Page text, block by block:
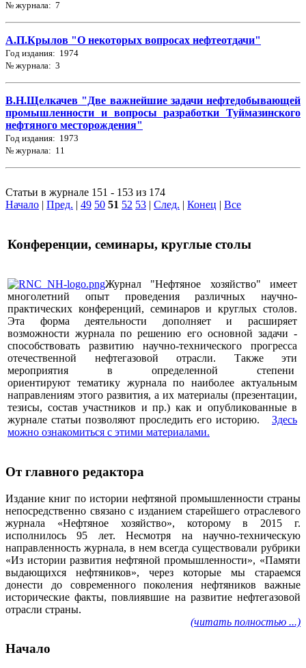
№ журнала: 7
А.П.Крылов "О некоторых вопросах нефтеотдачи"
Год издания: 1974
№ журнала: 3
В.Н.Щелкачев "Две важнейшие задачи нефтедобывающей
промышленности и вопросы разработки Туймазинского
нефтяного месторождения"
Год издания: 1973
№ журнала: 11
Статьи в журнале 151 - 153 из 174
Начало | Пред. | 49 50 51 52 53 | След. | Конец | Все
Конференции, семинары, круглые столы
Журнал "Нефтяное хозяйство" имеет
многолетний опыт проведения различных научно-
практических конференций, семинаров и круглых столов.
Эта форма деятельности дополняет и расширяет
возможности журнала по решению его основной задачи -
способствовать развитию научно-технического прогресса
отечественной нефтегазовой отрасли. Также эти
мероприятия в определенной степени
ориентируют тематику журнала по наиболее актуальным
направлениям этого развития, а их материалы (презентации,
тезисы, состав участников и пр.) как и опубликованные в
журнале статьи позволяют проследить его историю. Здесь
можно ознакомиться с этими материалами.
От главного редактора
Издание книг по истории нефтяной промышленности страны
непосредственно связано с изданием старейшего отраслевого
журнала «Нефтяное хозяйство», которому в 2015 г.
исполнилось 95 лет. Несмотря на научно-техническую
направленность журнала, в нем всегда существовали рубрики
«Из истории развития нефтяной промышленности», «Памяти
выдающихся нефтяников», через которые мы стараемся
донести до современного поколения нефтяников важные
исторические факты, повлиявшие на развитие нефтегазовой
отрасли страны.
(читать полностью ...)
Начало